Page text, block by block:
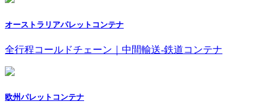
オーストラリアパレットコンテナ
全行程コールドチェーン｜中間輸送-鉄道コンテナ
欧州パレットコンテナ